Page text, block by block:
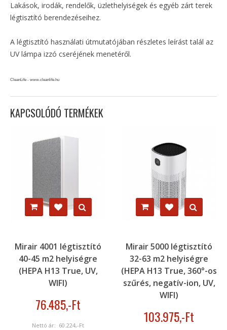
Lakások, irodák, rendelők, üzlethelyiségek és egyéb zárt terek
légtisztító berendezéseihez.
A légtisztító használati útmutatójában részletes leírást talál az
UV lámpa izzó cseréjének menetéről.
CleanLife - www.cleanlife.hu
KAPCSOLÓDÓ TERMÉKEK
Mirair 4001 légtisztító
40-45 m2 helyiségre
(HEPA H13 True, UV,
WIFI)
76.485,-Ft
Nettó ár: 60.224,-Ft
Mirair 5000 légtisztító
32-63 m2 helyiségre
(HEPA H13 True, 360°-os
szűrés, negatív-ion, UV,
WIFI)
103.975,-Ft